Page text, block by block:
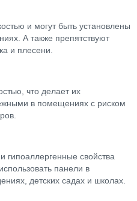
и могут быть установлены
А также препятствуют
и плесени.
что делает их
в помещениях с риском
гипоаллергенные свойства
панели в
детских садах и школах.